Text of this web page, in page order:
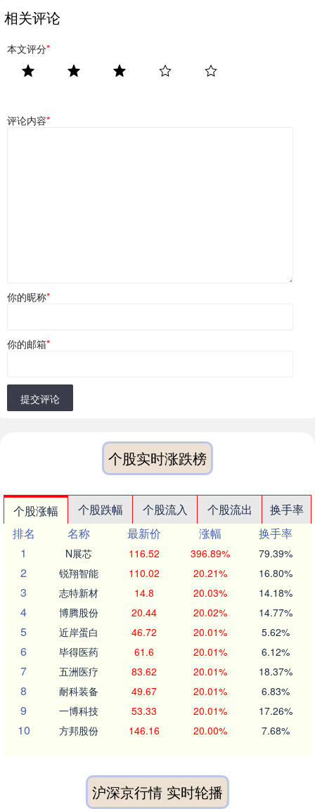
相关评论
本文评分*
评论内容*
你的昵称*
你的邮箱*
提交评论
个股实时涨跌榜
个股涨幅 个股跌幅 个股流入 个股流出
换手率
排名
名称 最新价 涨幅
换手率
1
N展芯 116.52 396.89% 79.39%
2 锐翔智能 110.02 20.21% 16.80%
3 志特新材 14.8 20.03% 14.18%
4 博腾股份 20.44 20.02% 14.77%
5 近岸蛋白 46.72 20.01% 5.62%
6 毕得医药 61.6 20.01% 6.12%
7 五洲医疗 83.62 20.01% 18.37%
8 耐科装备 49.67 20.01% 6.83%
9 一博科技 53.33 20.01% 17.26%
10 方邦股份 146.16 20.00% 7.68%
沪深京行情 实时轮播